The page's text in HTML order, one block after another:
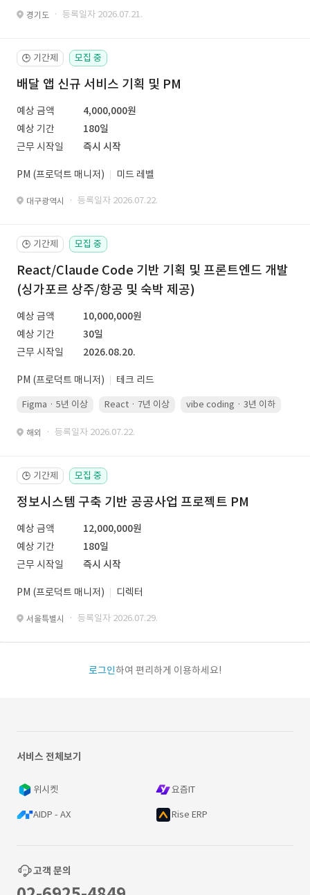
경기도 · 등록일자 2026.07.21.
🕒 기간제 모집 중
배달 앱 신규 서비스 기획 및 PM
예상 금액
4,000,000원
예상 기간
180일
근무 시작일
즉시 시작
PM (프로덕트 매니저) 미드 레벨
대구광역시 · 등록일자 2026.07.22.
🕒 기간제 모집 중
React/Claude Code 기반 기획 및 프론트엔드 개발
(싱가포르 상주/항공 및 숙박 제공)
예상 금액
10,000,000원
예상 기간
30일
근무 시작일
2026.08.20.
PM (프로덕트 매니저) 테크 리드
Figma · 5년 이상 React · 7년 이상 vibe coding · 3년 이하
해외 · 등록일자 2026.07.22.
🕒 기간제 모집 중
정보시스템 구축 기반 공공사업 프로젝트 PM
예상 금액
12,000,000원
예상 기간
180일
근무 시작일
즉시 시작
PM (프로덕트 매니저) 디렉터
서울특별시 · 등록일자 2026.07.29.
로그인하여 편리하게 이용하세요!
서비스 전체보기
위시켓 요즘IT
AIDP - AX Rise ERP
고객 문의